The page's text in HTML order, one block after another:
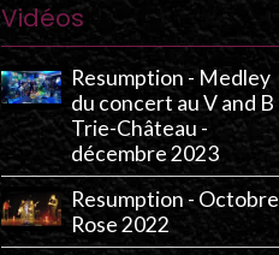
Vidéos
Resumption - Medley
du concert au V and B
Trie-Château -
décembre 2023
Resumption - Octobre
Rose 2022